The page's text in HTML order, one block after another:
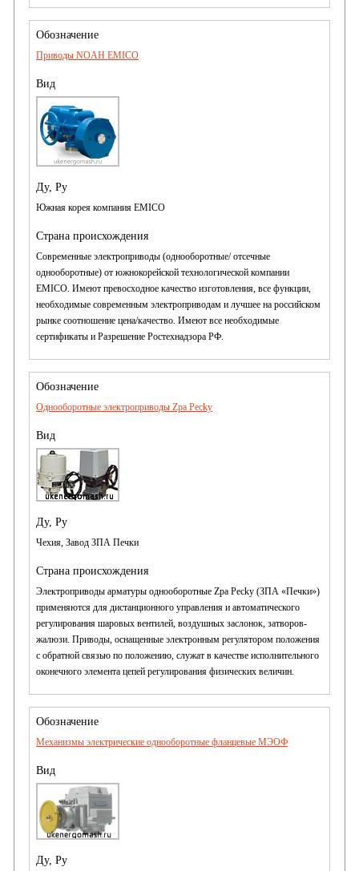
Приводы NOAH EMICO
Южная корея компания EMICO
Современные электроприводы (однооборотные/ отсечные
однооборотные ) от южнокорейской технологической компании
EMICO. Имеют превосходное качество изготовления, все функции,
необходимые современным электроприводам и лучшее на российском
рынке соотношение цена/качество. Имеют все необходимые
сертификаты и Разрешение Ростехнадзора РФ.
Однооборотные электроприводы Zpa Pecky
Чехия, Завод ЗПА Печки
Электроприводы арматуры однооборотные Zpa Pecky (ЗПА «Печки»)
применяются для дистанционного управления и автоматического
регулирования шаровых вентилей, воздушных заслонок, затворов-
жалюзи. Приводы, оснащенные электронным регулятором положения
с обратной связью по положению, служат в качестве исполнительного
оконечного элемента цепей регулирования физических величин.
Механизмы электрические однооборотные фланцевые МЭОФ